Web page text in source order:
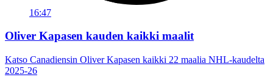
16:47
Oliver Kapasen kauden kaikki maalit
Katso Canadiensin Oliver Kapasen kaikki 22 maalia NHL-kaudelta
2025-26